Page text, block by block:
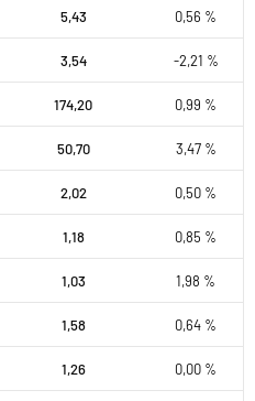
5,43 0,56 %
3,54 -2,21 %
174,20 0,99 %
50,70 3,47 %
2,02 0,50 %
1,18 0,85 %
1,03 1,98 %
1,58 0,64 %
1,26 0,00 %